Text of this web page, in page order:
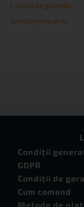
Condiţii de garanţie
Întrebări frecvente
Condiţii
GDPR
Condiţii de
Cum comand
Metode de